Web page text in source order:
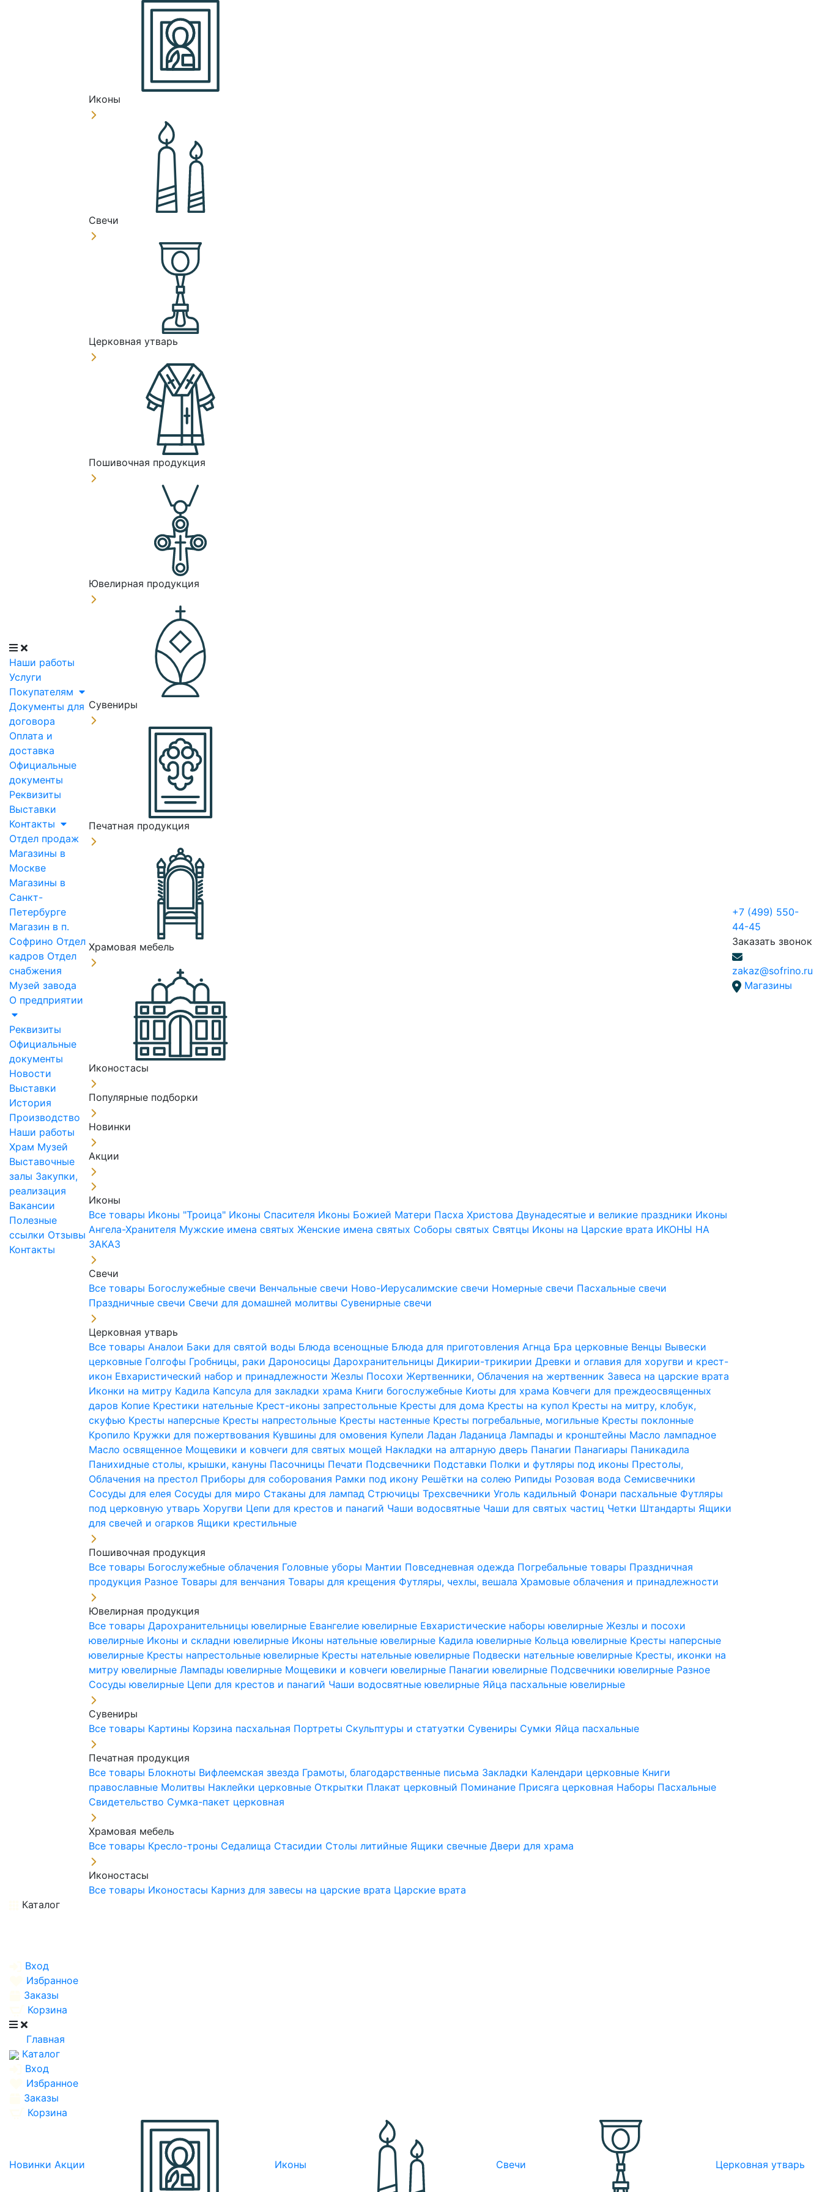
Наши работы
Услуги
Покупателям
Документы для
договора
Оплата и
доставка
Официальные
документы
Реквизиты
Выставки
Контакты
Отдел продаж
Магазины в
Москве
Магазины в
Санкт-
Петербурге
Магазин в п.
Софрино Отдел
кадров Отдел
снабжения
Музей завода
О предприятии
Реквизиты
Официальные
документы
Новости
Выставки
История
Производство
Наши работы
Храм Музей
Выставочные
залы Закупки,
реализация
Вакансии
Полезные
ссылки Отзывы
Контакты
Иконы
Свечи
Церковная утварь
Пошивочная продукция
Ювелирная продукция
Сувениры
Печатная продукция
Храмовая мебель
Иконостасы
Популярные подборки
Новинки
Акции
Иконы
Все товары Иконы "Троица" Иконы Спасителя Иконы Божией Матери Пасха ХристоваДвунадесятые и великие праздники Иконы
Ангела-Хранителя Мужские имена святыхЖенские имена святых Соборы святых Святцы Иконы на Царские врата ИКОНЫ НА
ЗАКАЗ
Свечи
Все товары Богослужебные свечи Венчальные свечи Ново-Иерусалимские свечи Номерные свечи Пасхальные свечи
Праздничные свечи Свечи для домашней молитвы Сувенирные свечи
Церковная утварь
Все товарыАналои Баки для святой воды Блюда всенощные Блюда для приготовления Агнца Бра церковные Венцы Вывески
церковные Голгофы Гробницы, ракиДароносицыДарохранительницыДикирии-трикирииДревки и оглавия для хоругви и крест-
икон Евхаристический набор и принадлежностиЖезлы ПосохиЖертвенники, Облачения на жертвенник Завеса на царские врата
Иконки на митру Кадила Капсула для закладки храма Книги богослужебные Киоты для храма Ковчеги для преждеосвященных
даров Копие Крестики нательные Крест-иконы запрестольные Кресты для дома Кресты на купол Кресты на митру, клобук,
скуфью Кресты наперсные Кресты напрестольные Кресты настенные Кресты погребальные, могильные Кресты поклонные
Кропило Кружки для пожертвования Кувшины для омовения КупелиЛаданЛаданицаЛампады и кронштейны Масло лампадное
Масло освященное Мощевики и ковчеги для святых мощей Накладки на алтарную дверь Панагии Панагиары Паникадила
Панихидные столы, крышки, кануны Пасочницы Печати Подсвечники Подставки Полки и футляры под иконы Престолы,
Облачения на престол Приборы для соборования Рамки под икону Решётки на солею Рипиды Розовая вода Семисвечники
Сосуды для елея Сосуды для миро Стаканы для лампад СтрючицыТрехсвечникиУголь кадильный Фонари пасхальные Футляры
под церковную утварьХоругви Цепи для крестов и панагий Чаши водосвятные Чаши для святых частиц Четки Штандарты Ящики
для свечей и огарков Ящики крестильные
Пошивочная продукция
Все товары Богослужебные облачения Головные уборы Мантии Повседневная одежда Погребальные товары Праздничная
продукция РазноеТовары для венчанияТовары для крещения Футляры, чехлы, вешалаХрамовые облачения и принадлежности
Ювелирная продукция
Все товарыДарохранительницы ювелирные Евангелие ювелирные Евхаристические наборы ювелирныеЖезлы и посохи
ювелирные Иконы и складни ювелирные Иконы нательные ювелирные Кадила ювелирные Кольца ювелирные Кресты наперсные
ювелирные Кресты напрестольные ювелирные Кресты нательные ювелирные Подвески нательные ювелирные Кресты, иконки на
митру ювелирныеЛампады ювелирные Мощевики и ковчеги ювелирные Панагии ювелирные Подсвечники ювелирные Разное
Сосуды ювелирные Цепи для крестов и панагий Чаши водосвятные ювелирные Яйца пасхальные ювелирные
Сувениры
Все товары Картины Корзина пасхальная Портреты Скульптуры и статуэтки Сувениры Сумки Яйца пасхальные
Печатная продукция
Все товары Блокноты Вифлеемская звезда Грамоты, благодарственные письма Закладки Календари церковные Книги
православные Молитвы Наклейки церковные Открытки Плакат церковный Поминание Присяга церковная Наборы Пасхальные
Свидетельство Сумка-пакет церковная
Храмовая мебель
Все товары Кресло-троны Седалища Стасидии Столы литийные Ящики свечныеДвери для храма
Иконостасы
Все товары Иконостасы Карниз для завесы на царские врата Царские врата
+7 (499) 550-
44-45
Заказать звонок
zakaz@sofrino.ru
Магазины
Каталог
Вход
Избранное
Заказы
Корзина
Главная
Каталог
Вход
Избранное
Заказы
Корзина
Новинки Акции Иконы Свечи Церковная утварь